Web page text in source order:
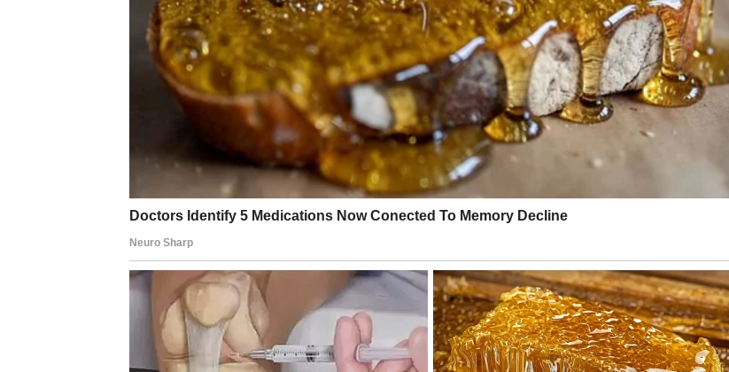
Na poslovnom i životnom planu, Blizanci ulaze u period novih prilika, dogovora i poznanstava koji
mogu promeniti tok vaše budućnosti. Mnogi će dobiti šansu da se izraze, pokažu znanje, talenat i
ideje koje su dugo bile zanemarene.
U ljubavi, dolazi jasnoća – znate šta želite i koga želite. Ako ste bili rastrzani između prošlosti i
budućnosti, sada birate ono što vas vodi napred.
Želje koje vam se ispunjavaju u ovom periodu često dolaze iznenada, ali nisu slučajne. One su
rezultat vašeg prilagođavanja, radoznalosti i sposobnosti da učite iz svega što vam se desilo.